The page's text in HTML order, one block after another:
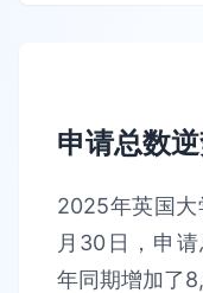
申请总数
2025年英国
月30日，申
年同期增加了